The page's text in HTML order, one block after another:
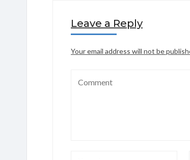
Leave a Reply
Your email address will not be